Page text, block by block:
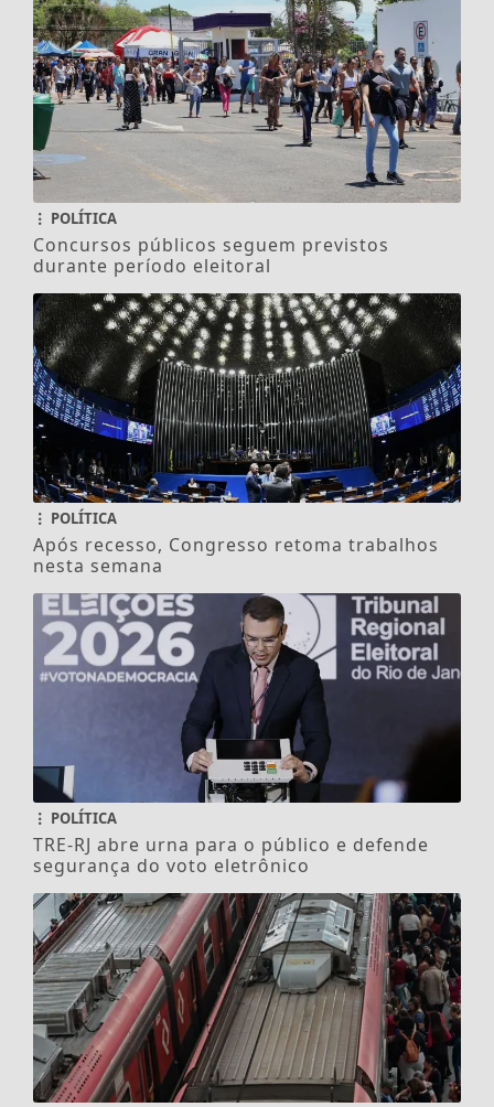
POLÍTICA
Concursos públicos seguem previstos
durante período eleitoral
POLÍTICA
Após recesso, Congresso retoma trabalhos
nesta semana
POLÍTICA
TRE-RJ abre urna para o público e defende
segurança do voto eletrônico